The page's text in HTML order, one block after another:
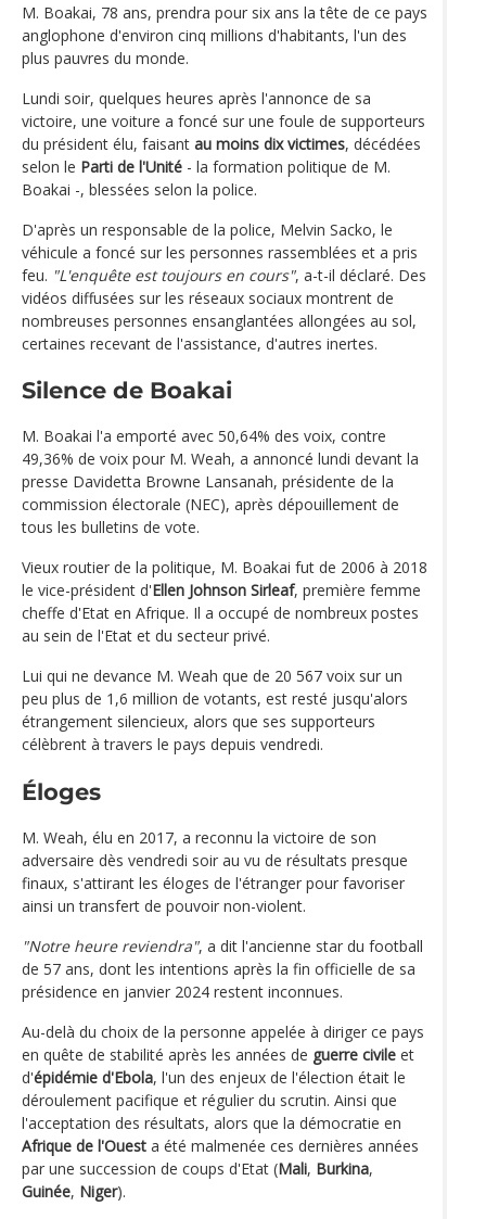
M. Boakai, 78 ans, prendra pour six ans la tête de ce pays
anglophone d'environ cinq millions d'habitants, l'un des
plus pauvres du monde.
Lundi soir, quelques heures après l'annonce de sa
victoire, une voiture a foncé sur une foule de supporteurs
du président élu, faisant au moins dix victimes, décédées
selon le Parti de l'Unité - la formation politique de M.
Boakai -, blessées selon la police.
D'après un responsable de la police, Melvin Sacko, le
véhicule a foncé sur les personnes rassemblées et a pris
feu. "L'enquête est toujours en cours", a-t-il déclaré. Des
vidéos diffusées sur les réseaux sociaux montrent de
nombreuses personnes ensanglantées allongées au sol,
certaines recevant de l'assistance, d'autres inertes.
Silence de Boakai
M. Boakai l'a emporté avec 50,64% des voix, contre
49,36% de voix pour M. Weah, a annoncé lundi devant la
presse Davidetta Browne Lansanah, présidente de la
commission électorale (NEC), après dépouillement de
tous les bulletins de vote.
Vieux routier de la politique, M. Boakai fut de 2006 à 2018
le vice-président d'Ellen Johnson Sirleaf, première femme
cheffe d'Etat en Afrique. Il a occupé de nombreux postes
au sein de l'Etat et du secteur privé.
Lui qui ne devance M. Weah que de 20 567 voix sur un
peu plus de 1,6 million de votants, est resté jusqu'alors
étrangement silencieux, alors que ses supporteurs
célèbrent à travers le pays depuis vendredi.
Éloges
M. Weah, élu en 2017, a reconnu la victoire de son
adversaire dès vendredi soir au vu de résultats presque
finaux, s'attirant les éloges de l'étranger pour favoriser
ainsi un transfert de pouvoir non-violent.
"Notre heure reviendra", a dit l'ancienne star du football
de 57 ans, dont les intentions après la fin officielle de sa
présidence en janvier 2024 restent inconnues.
Au-delà du choix de la personne appelée à diriger ce pays
en quête de stabilité après les années de guerre civile et
d'épidémie d'Ebola, l'un des enjeux de l'élection était le
déroulement pacifique et régulier du scrutin. Ainsi que
l'acceptation des résultats, alors que la démocratie en
Afrique de l'Ouest a été malmenée ces dernières années
par une succession de coups d'Etat (Mali, Burkina,
Guinée, Niger).